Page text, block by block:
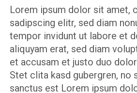
Lorem ipsum dolor sit amet,
sadipscing elitr, sed diam
tempor invidunt ut labore et
aliquyam erat, sed diam
et accusam et justo duo
Stet clita kasd gubergren, no
sanctus est Lorem ipsum